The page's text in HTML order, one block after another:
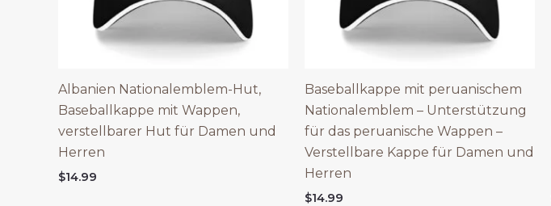
Albanien Nationalemblem-Hut,
Baseballkappe mit Wappen,
verstellbarer Hut für Damen und
Herren
$14.99
Baseballkappe mit peruanischem
Nationalemblem – Unterstützung
für das peruanische Wappen –
Verstellbare Kappe für Damen und
Herren
$14.99